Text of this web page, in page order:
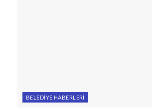
BELEDIYE HABERLERI